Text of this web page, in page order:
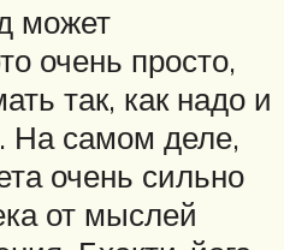
может
очень просто,
так, как надо и
На самом деле,
очень сильно
от мыслей